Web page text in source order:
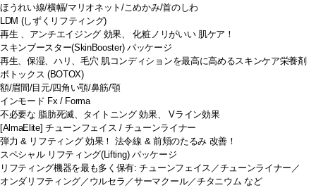
ほうれい線/横幅/マリオネット/こめかみ/首のしわ
LDM (しずくリフティング)
再生 、アンチエイジング 効果、 化粧ノリがいい 肌ケア！
スキンブースター(SkinBooster) パッケージ
再生、保湿、ハリ、毛穴 肌コンディションを最高に高めるスキンケア栄養剤
ボトックス (BOTOX)
額/眉間/目元/四角い顎/鼻筋/顎
インモード Fx / Forma
不必要な 脂肪死滅、タイトニング 効果、 Vライン効果
[AlmaElite] チューンフェイス / チューンライナー
弾力 & リフティング 効果！ 法令線 & 前頬のたるみ 改善！
スペシャル リフティング(Lifting) パッケージ
リフティング機器を最も多く保有: チューンフェイス／チューンライナー／
オンダリフティング／ウルセラ／サーマクール／チタニウム など